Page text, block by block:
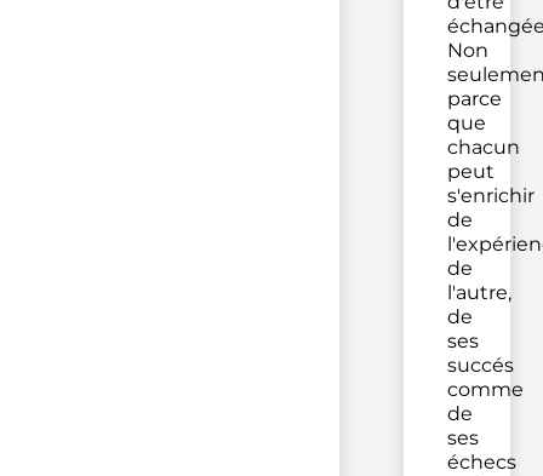
Non
parce
que
chacun
peut
s'enrichir
de
de
l'autre,
de
ses
succés
comme
de
ses
échecs